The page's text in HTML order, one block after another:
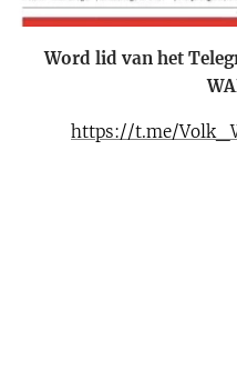
Word lid van het
https://t.me/